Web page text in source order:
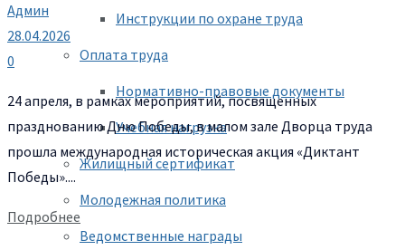
Инструкции по охране труда
Оплата труда
Нормативно-правовые документы
Учебная нагрузка
Жилищный сертификат
Молодежная политика
Ведомственные награды
Админ
28.04.2026
0
24 апреля, в рамках мероприятий, посвященных
празднованию Дню Победы, в малом зале Дворца труда
прошла международная историческая акция «Диктант
Победы»....
Подробнее